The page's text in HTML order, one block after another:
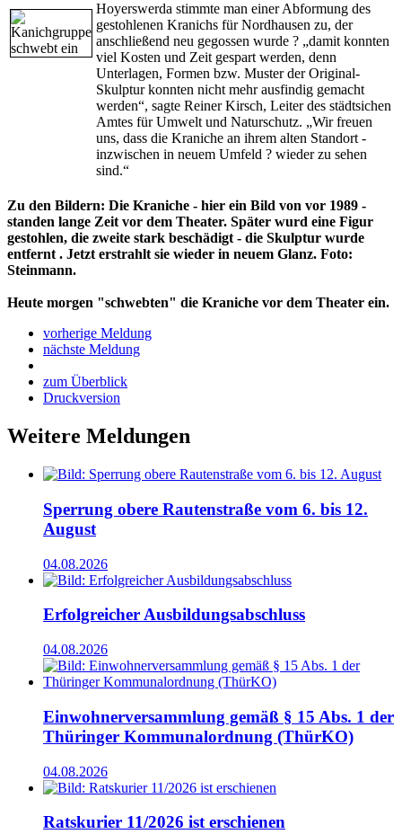
Hoyerswerda stimmte man einer Abformung des
gestohlenen Kranichs für Nordhausen zu, der
anschließend neu gegossen wurde ? „damit konnten
viel Kosten und Zeit gespart werden, denn
Unterlagen, Formen bzw. Muster der Original-
Skulptur konnten nicht mehr ausfindig gemacht
werden“, sagte Reiner Kirsch, Leiter des städtsichen
Amtes für Umwelt und Naturschutz. „Wir freuen
uns, dass die Kraniche an ihrem alten Standort -
inzwischen in neuem Umfeld ? wieder zu sehen
sind.“
Zu den Bildern: Die Kraniche - hier ein Bild von vor 1989 -
standen lange Zeit vor dem Theater. Später wurd eine Figur
gestohlen, die zweite stark beschädigt - die Skulptur wurde
entfernt . Jetzt erstrahlt sie wieder in neuem Glanz. Foto:
Steinmann.
Heute morgen "schwebten" die Kraniche vor dem Theater ein.
vorherige Meldung
nächste Meldung
zum Überblick
Druckversion
Weitere Meldungen
Sperrung obere Rautenstraße vom 6. bis 12.
August
04.08.2026
Erfolgreicher Ausbildungsabschluss
04.08.2026
Einwohnerversammlung gemäß § 15 Abs. 1 der
Thüringer Kommunalordnung (ThürKO)
04.08.2026
Ratskurier 11/2026 ist erschienen